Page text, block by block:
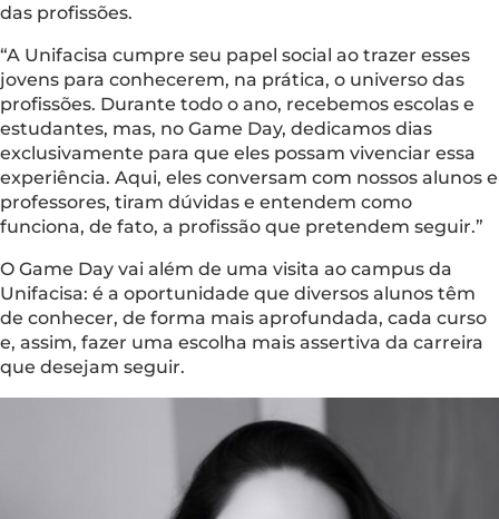
das profissões.
“A Unifacisa cumpre seu papel social ao trazer esses
jovens para conhecerem, na prática, o universo das
profissões. Durante todo o ano, recebemos escolas e
estudantes, mas, no Game Day, dedicamos dias
exclusivamente para que eles possam vivenciar essa
experiência. Aqui, eles conversam com nossos alunos e
professores, tiram dúvidas e entendem como
funciona, de fato, a profissão que pretendem seguir.”
O Game Day vai além de uma visita ao campus da
Unifacisa: é a oportunidade que diversos alunos têm
de conhecer, de forma mais aprofundada, cada curso
e, assim, fazer uma escolha mais assertiva da carreira
que desejam seguir.